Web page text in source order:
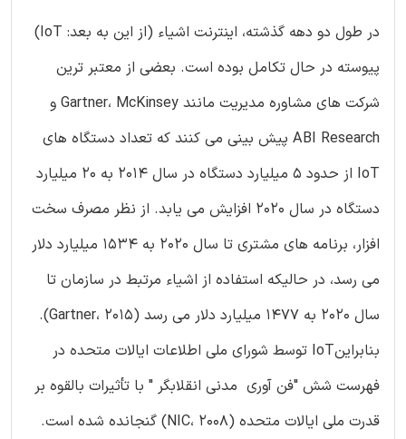
در طول دو دهه گذشته، اینترنت اشیاء (از این به بعد: IoT)
پیوسته در حال تکامل بوده است. بعضی از معتبر ترین
شرکت های مشاوره مدیریت مانند Gartner، McKinsey و
ABI Research پیش بینی می کنند که تعداد دستگاه های
IoT از حدود 5 میلیارد دستگاه در سال 2014 به 20 میلیارد
دستگاه در سال 2020 افزایش می یابد. از نظر مصرف سخت
افزار، برنامه های مشتری تا سال 2020 به 1534 میلیارد دلار
می رسد، در حالیکه استفاده از اشیاء مرتبط در سازمان تا
سال 2020 به 1477 میلیارد دلار می رسد (Gartner، 2015).
بنابراینIoT توسط شورای ملی اطلاعات ایالات متحده در
فهرست شش "فن آوری مدنی انقلابگر " با تأثیرات بالقوه بر
قدرت ملی ایالات متحده (NIC، 2008) گنجانده شده است.